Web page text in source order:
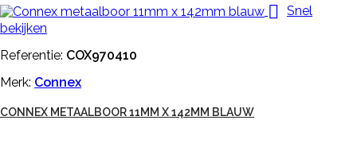
 Snel
bekijken
Referentie: COX970410
Merk: Connex
CONNEX METAALBOOR 11MM X 142MM BLAUW